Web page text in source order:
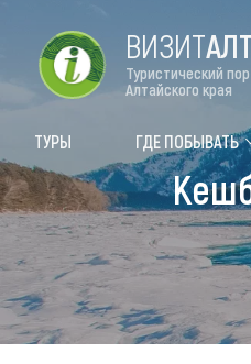
Туры
ВИЗИТ
Туристический
Алтайского края
ТУРЫ ГДЕ ПОБЫВАТЬ